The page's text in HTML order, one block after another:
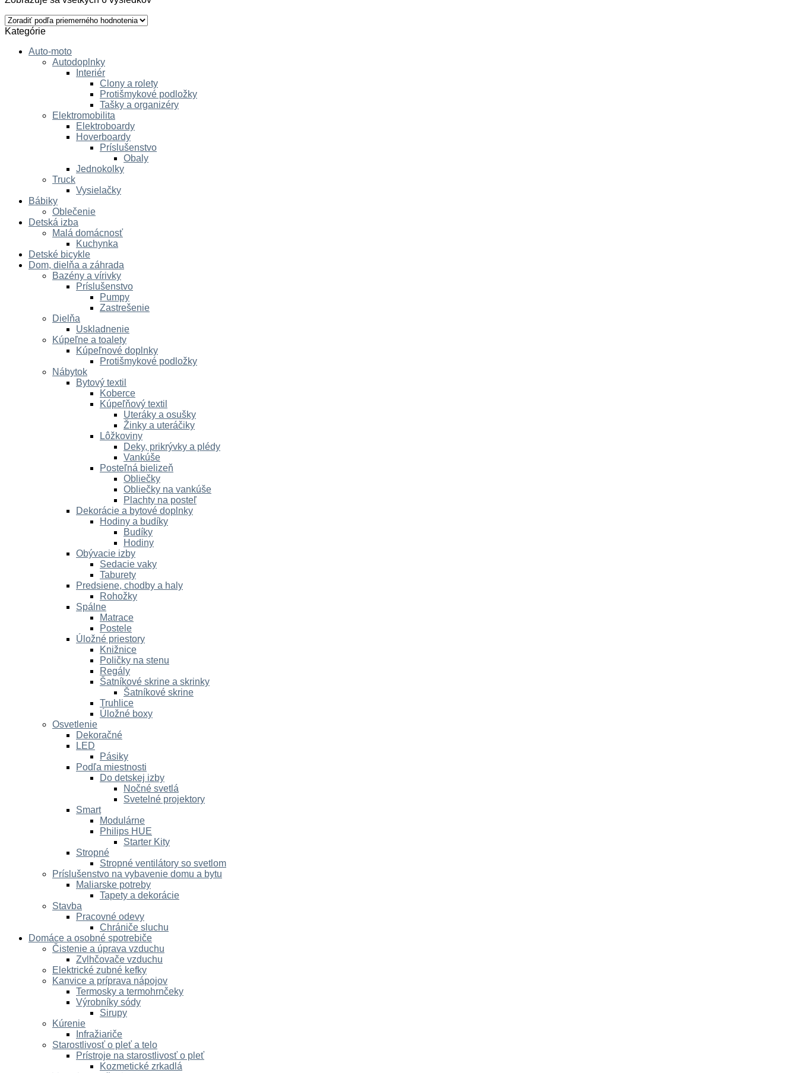
Kategórie
Auto-moto
Autodoplnky
Interiér
Clony a rolety
Protišmykové podložky
Tašky a organizéry
Elektromobilita
Elektroboardy
Hoverboardy
Príslušenstvo
Obaly
Jednokolky
Truck
Vysielačky
Bábiky
Oblečenie
Detská izba
Malá domácnosť
Kuchynka
Detské bicykle
Dom, dielňa a záhrada
Bazény a vírivky
Príslušenstvo
Pumpy
Zastrešenie
Dielňa
Uskladnenie
Kúpeľne a toalety
Kúpeľnové doplnky
Protišmykové podložky
Nábytok
Bytový textil
Koberce
Kúpeľňový textil
Uteráky a osušky
Žinky a uteráčiky
Lôžkoviny
Deky, prikrývky a plédy
Vankúše
Posteľná bielizeň
Obliečky
Obliečky na vankúše
Plachty na posteľ
Dekorácie a bytové doplnky
Hodiny a budíky
Budíky
Hodiny
Obývacie izby
Sedacie vaky
Taburety
Predsiene, chodby a haly
Rohožky
Spálne
Matrace
Postele
Úložné priestory
Knižnice
Poličky na stenu
Regály
Šatníkové skrine a skrinky
Šatníkové skrine
Truhlice
Úložné boxy
Osvetlenie
Dekoračné
LED
Pásiky
Podľa miestnosti
Do detskej izby
Nočné svetlá
Svetelné projektory
Smart
Modulárne
Philips HUE
Starter Kity
Stropné
Stropné ventilátory so svetlom
Príslušenstvo na vybavenie domu a bytu
Maliarske potreby
Tapety a dekorácie
Stavba
Pracovné odevy
Chrániče sluchu
Domáce a osobné spotrebiče
Čistenie a úprava vzduchu
Zvlhčovače vzduchu
Elektrické zubné kefky
Kanvice a príprava nápojov
Termosky a termohrnčeky
Výrobníky sódy
Sirupy
Kúrenie
Infražiariče
Starostlivosť o pleť a telo
Prístroje na starostlivosť o pleť
Kozmetické zrkadlá